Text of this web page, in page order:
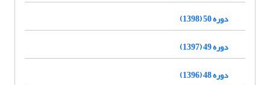
دوره 50 (1398)
دوره 49 (1397)
دوره 48 (1396)